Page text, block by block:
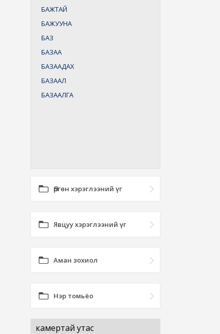
БАЖТАЙ
БАЖУУНА
БАЗ
БАЗАА
БАЗААДАХ
БАЗААЛ
БАЗААЛГА
Өргөн хэрэглээний үг
Явцуу хэрэглээний үг
Аман зохиол
Нэр томьёо
камертай утас